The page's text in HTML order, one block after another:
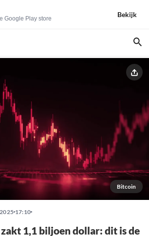
Google Play store
Bekijk
Bitcoin
17:10
1,1 biljoen dollar: dit is de